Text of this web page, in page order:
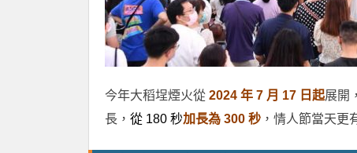
今年大稻埕煙火從 2024 年 7 月 17 日起展開
長， 從 180 秒加長為 300 秒 ，情人節當天更